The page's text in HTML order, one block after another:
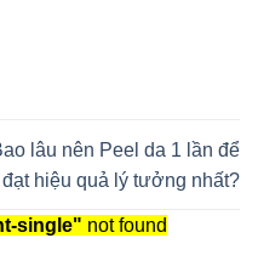
lâu nên Peel da 1 lần để
đạt hiệu quả lý tưởng nhất?
single" not found